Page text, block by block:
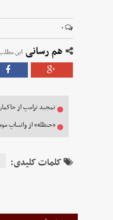
۰
هم رسانی این
تمجید ترامپ از
«حنظله» از واتساپ
کلمات کلیدی: